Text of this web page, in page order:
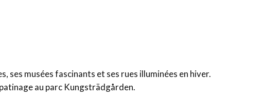
ses musées fascinants et ses rues illuminées en hiver.
au parc Kungsträdgården.